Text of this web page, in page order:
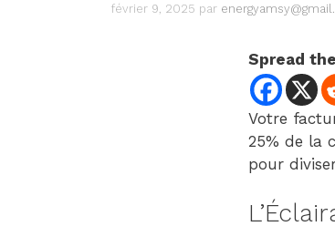
février 9, 2025 par
Spread
Votre
25% de la
pour